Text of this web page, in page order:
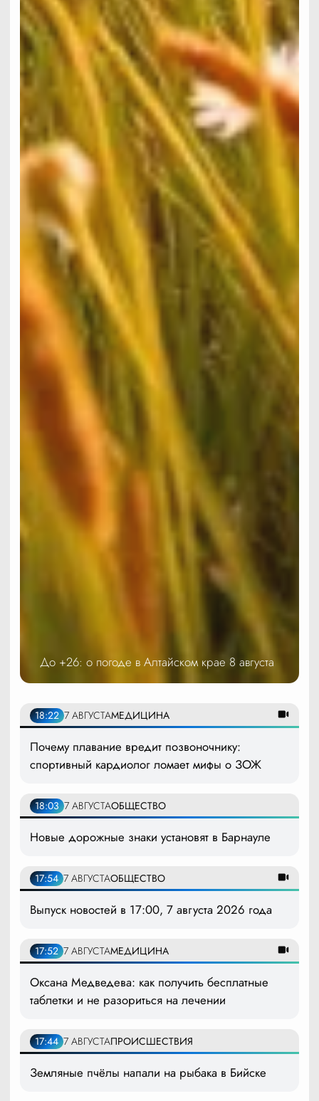
До +26: о погоде в Алтайском крае 8 августа
18:22 7 АВГУСТАМЕДИЦИНА
Почему плавание вредит позвоночнику:
спортивный кардиолог ломает мифы о ЗОЖ
18:03 7 АВГУСТАОБЩЕСТВО
Новые дорожные знаки установят в Барнауле
17:54 7 АВГУСТАОБЩЕСТВО
Выпуск новостей в 17:00, 7 августа 2026 года
17:52 7 АВГУСТАМЕДИЦИНА
Оксана Медведева: как получить бесплатные
таблетки и не разориться на лечении
17:44 7 АВГУСТАПРОИСШЕСТВИЯ
Земляные пчёлы напали на рыбака в Бийске